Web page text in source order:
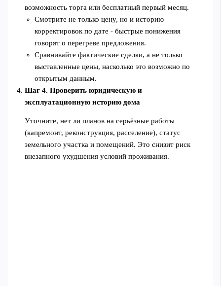
возможность торга или бесплатный первый месяц.
Смотрите не только цену, но и историю
корректировок по дате - быстрые понижения
говорят о перегреве предложения.
Сравнивайте фактические сделки, а не только
выставленные цены, насколько это возможно по
открытым данным.
Шаг 4. Проверить юридическую и
эксплуатационную историю дома
Уточните, нет ли планов на серьёзные работы
(капремонт, реконструкция, расселение), статус
земельного участка и помещений. Это снизит риск
внезапного ухудшения условий проживания.